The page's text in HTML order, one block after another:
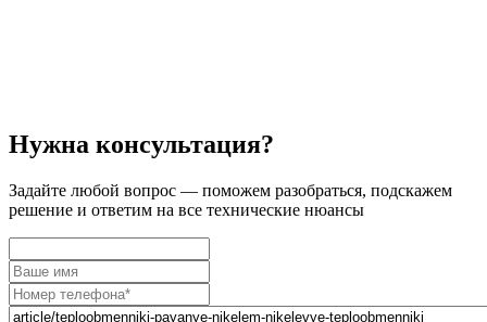
Нужна консультация?
Задайте любой вопрос — поможем разобраться, подскажем
решение и ответим на все технические нюансы